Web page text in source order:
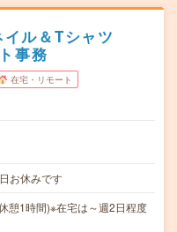
ル＆Tシャツ
事務
在宅・リモート
お休みです
1時間)※在宅は～週2日程度